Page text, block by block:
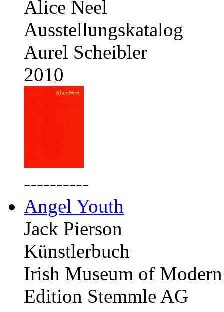
Alice Neel
Ausstellungskatalog
Aurel Scheibler
2010
----------
Angel Youth
Jack Pierson
Künstlerbuch
Irish Museum of
Edition Stemmle AG